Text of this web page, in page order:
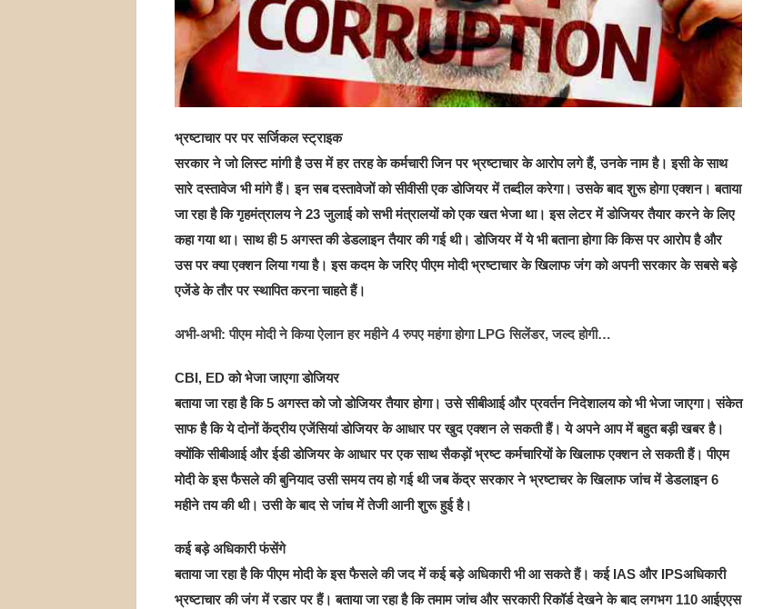
भ्रष्टाचार पर पर सर्जिकल स्ट्राइक
सरकार ने जो लिस्ट मांगी है उस में हर तरह के कर्मचारी जिन पर भ्रष्टाचार के आरोप लगे हैं, उनके नाम है। इसी के साथ
सारे दस्तावेज भी मांगे हैं। इन सब दस्तावेजों को सीवीसी एक डोजियर में तब्दील करेगा। उसके बाद शुरू होगा एक्शन। बताया
जा रहा है कि गृहमंत्रालय ने 23 जुलाई को सभी मंत्रालयों को एक खत भेजा था। इस लेटर में डोजियर तैयार करने के लिए
कहा गया था। साथ ही 5 अगस्त की डेडलाइन तैयार की गई थी। डोजियर में ये भी बताना होगा कि किस पर आरोप है और
उस पर क्या एक्शन लिया गया है। इस कदम के जरिए पीएम मोदी भ्रष्टाचार के खिलाफ जंग को अपनी सरकार के सबसे बड़े
एजेंडे के तौर पर स्थापित करना चाहते हैं।
अभी-अभी: पीएम मोदी ने किया ऐलान हर महीने 4 रुपए महंगा होगा LPG सिलेंडर, जल्द होगी…
CBI, ED को भेजा जाएगा डोजियर
बताया जा रहा है कि 5 अगस्त को जो डोजियर तैयार होगा। उसे सीबीआई और प्रवर्तन निदेशालय को भी भेजा जाएगा। संकेत
साफ है कि ये दोनों केंद्रीय एजेंसियां डोजियर के आधार पर खुद एक्शन ले सकती हैं। ये अपने आप में बहुत बड़ी खबर है।
क्योंकि सीबीआई और ईडी डोजियर के आधार पर एक साथ सैकड़ों भ्रष्ट कर्मचारियों के खिलाफ एक्शन ले सकती हैं। पीएम
मोदी के इस फैसले की बुनियाद उसी समय तय हो गई थी जब केंद्र सरकार ने भ्रष्टाचर के खिलाफ जांच में डेडलाइन 6
महीने तय की थी। उसी के बाद से जांच में तेजी आनी शुरू हुई है।
कई बड़े अधिकारी फंसेंगे
बताया जा रहा है कि पीएम मोदी के इस फैसले की जद में कई बड़े अधिकारी भी आ सकते हैं। कई IAS और IPSअधिकारी
भ्रष्टाचार की जंग में रडार पर हैं। बताया जा रहा है कि तमाम जांच और सरकारी रिकॉर्ड देखने के बाद लगभग 110 आईएएस